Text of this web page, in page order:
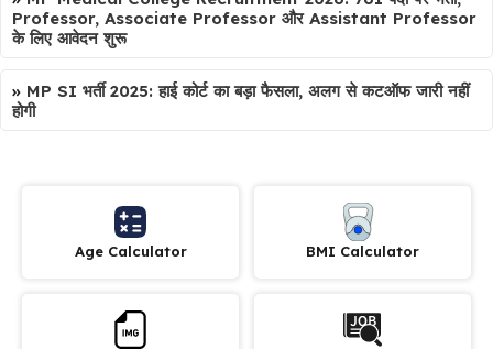
Professor, Associate Professor और Assistant Professor
के लिए आवेदन शुरू
» MP SI भर्ती 2025: हाई कोर्ट का बड़ा फैसला, अलग से कटऑफ जारी नहीं
होगी
Age Calculator BMI Calculator